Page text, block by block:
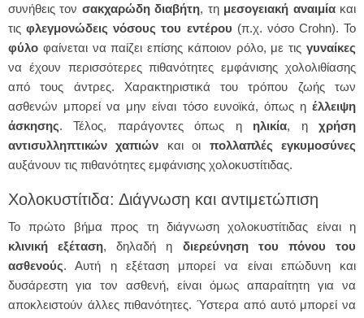
συνήθεις τον σακχαρώδη διαβήτη, τη μεσογειακή αναιμίακαι
τιςφλεγμονώδεις νόσους του εντέρου (π.χ. νόσο Crohn). Το
φύλο φαίνεται να παίζει επίσης κάποιον ρόλο, με τις γυναίκες
να έχουν περισσότερες πιθανότητες εμφάνισης χολολιθίασης
από τους άντρες. Χαρακτηριστικά του τρόπου ζωής των
ασθενών μπορεί να μην είναι τόσο ευνοϊκά, όπως η έλλειψη
άσκησης. Τέλος, παράγοντες όπως η ηλικία, ηχρήση
αντισυλληπτικών
χαπιών και οι πολλαπλές
εγκυμοσύνες
αυξάνουν τις πιθανότητες εμφάνισης χολοκυστίτιδας.
Χολοκυστίτιδα: Διάγνωση και αντιμετώπιση
Το πρώτο βήμα προς τη διάγνωση χολοκυστίτιδας είναι η
κλινική εξέταση, δηλαδή η διερεύνηση του πόνου του
ασθενούς. Αυτή η εξέταση μπορεί να είναι επώδυνη και
δυσάρεστη για τον ασθενή, είναι όμως απαραίτητη για να
αποκλειστούν άλλες πιθανότητες. Ύστερα από αυτό μπορεί να